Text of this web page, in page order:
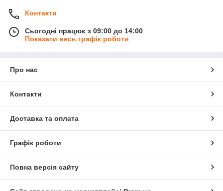
Контакти
Сьогодні працює з 09:00 до 14:00
Показати весь графік роботи
Про нас
Контакти
Доставка та оплата
Графік роботи
Повна версія сайту